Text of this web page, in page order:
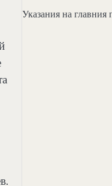
Указания на главния